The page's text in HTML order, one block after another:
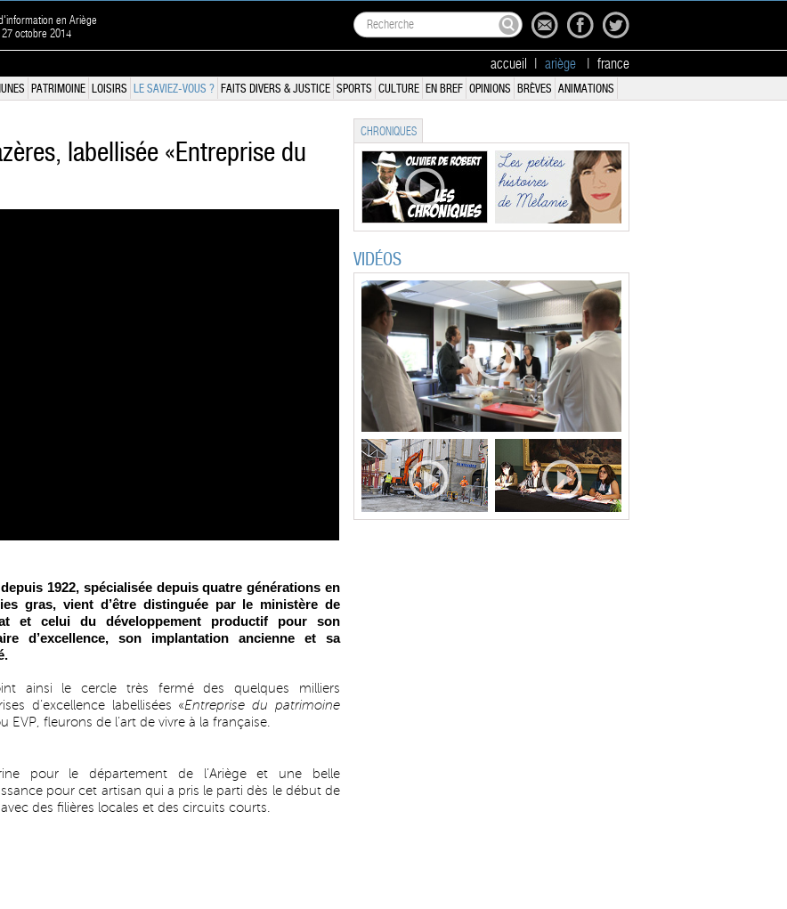
en Ariège
octobre 2014
accueil ariège france
PATRIMOINE LOISIRS LE SAVIEZ-VOUS ? FAITS DIVERS & JUSTICE SPORTS CULTURE EN BREF OPINIONS BRÈVES ANIMATIONS
labellisée «Entreprise du
1922, spécialisée depuis quatre générations en
gras, vient d’être distinguée par le ministère de
et celui du développement productif pour son
d’excellence, son implantation ancienne et sa
ainsi le cercle très fermé des quelques milliers
d’excellence labellisées «Entreprise du patrimoine
EVP, fleurons de l’art de vivre à la française.
pour le département de l’Ariège et une belle
pour cet artisan qui a pris le parti dès le début de
des filières locales et des circuits courts.
CHRONIQUES
VIDÉOS